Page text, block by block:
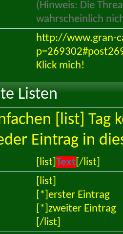
(Hinweis: Die
wahrscheinlich
http://www.gran-
Klick mich!
Listen
[list] Tag
Eintrag in
[list] Text[/list]
[list]
[*]erster Eintrag
[*]zweiter Eintrag
[/list]